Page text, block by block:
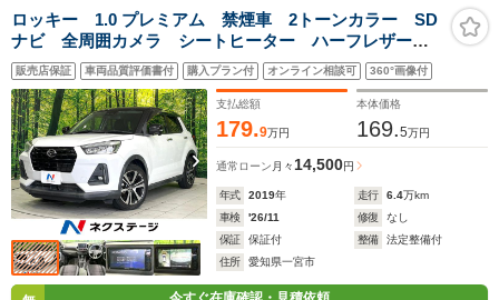
ロッキー 1.0 プレミアム 禁煙車 2トーンカラー SD
ナビ 全周囲カメラ シートヒーター ハーフレザーシ
ート スマートアシスト ブラインドスポットモニタ
ー レーダークルーズ コーナーセンサー オートエア
コン LEDヘッドライト
販売店保証 車両品質評価書付 購入プラン付 オンライン相談可 360°画像付
支払総額
179.9万円
本体価格
169.5万円
通常ローン 月々 14,500円
年式 2019年 走行 6.4万km
車検
'26/11 修復
なし
保証
保証付 整備
法定整備付
住所
愛知県一宮市